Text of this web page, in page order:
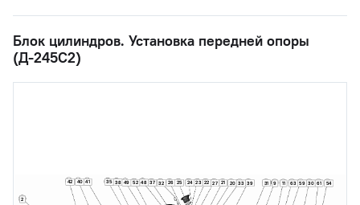
Блок цилиндров. Установка передней опоры
(Д-245С2)
2
9 11
20
21
22
23
24
25
26 27 30
31
32 33
35 37
38 39
40 41
42 48
49 52 54
59 61
63